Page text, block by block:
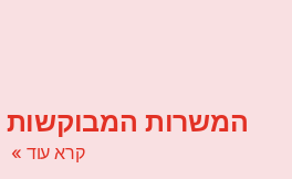
המשרות המבוקשות
קרא עוד »